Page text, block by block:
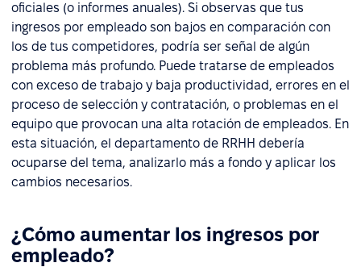
oficiales (o informes anuales). Si observas que tus
ingresos por empleado son bajos en comparación con
los de tus competidores, podría ser señal de algún
problema más profundo. Puede tratarse de empleados
con exceso de trabajo y baja productividad, errores en el
proceso de selección y contratación, o problemas en el
equipo que provocan una alta rotación de empleados. En
esta situación, el departamento de RRHH debería
ocuparse del tema, analizarlo más a fondo y aplicar los
cambios necesarios.
¿Cómo aumentar los ingresos por
empleado?